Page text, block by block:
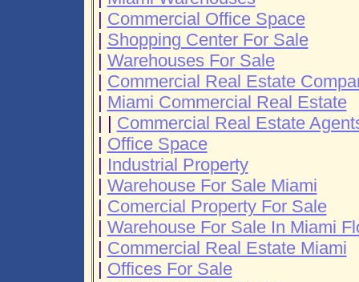
| Commercial Office Space
| Shopping Center For Sale
| Warehouses For Sale
| Commercial Real Estate
| Miami Commercial Real Estate
| | Commercial Real Estate
| Office Space
| Industrial Property
| Warehouse For Sale Miami
| Comercial Property For Sale
| Warehouse For Sale In Miami
| Commercial Real Estate Miami
| Offices For Sale